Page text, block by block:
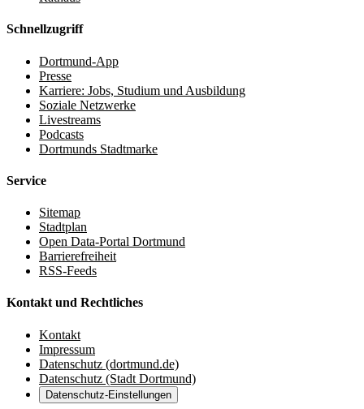
Schnellzugriff
Dortmund-App
Presse
Karriere: Jobs, Studium und Ausbildung
Soziale Netzwerke
Livestreams
Podcasts
Dortmunds Stadtmarke
Service
Sitemap
Stadtplan
Open Data-Portal Dortmund
Barrierefreiheit
RSS-Feeds
Kontakt und Rechtliches
Kontakt
Impressum
Datenschutz (dortmund.de)
Datenschutz (Stadt Dortmund)
Datenschutz-Einstellungen